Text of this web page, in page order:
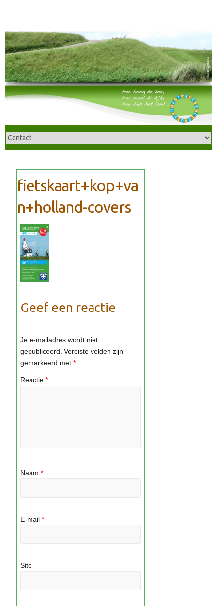
Geef een reactie
Je e-mailadres wordt niet
gepubliceerd. Vereiste velden zijn
gemarkeerd met *
Reactie *
Naam *
E-mail *
Site